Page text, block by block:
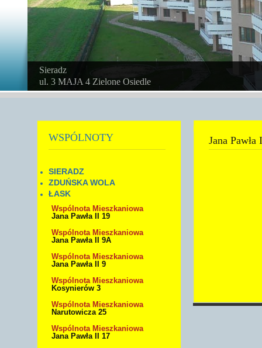
Sieradz
ul. 3 MAJA 4 Zielone Osiedle
WSPÓLNOTY
SIERADZ
ZDUŃSKA WOLA
ŁASK
Wspólnota Mieszkaniowa
Jana Pawła II 19
Wspólnota Mieszkaniowa
Jana Pawła II 9A
Wspólnota Mieszkaniowa
Jana Pawła II 9
Wspólnota Mieszkaniowa
Kosynierów 3
Wspólnota Mieszkaniowa
Narutowicza 25
Wspólnota Mieszkaniowa
Jana Pawła II 17
Jana Pawła